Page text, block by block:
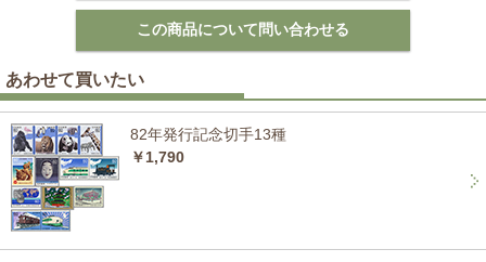
あわせて買いたい
82年発行記念切手13種
￥1,790